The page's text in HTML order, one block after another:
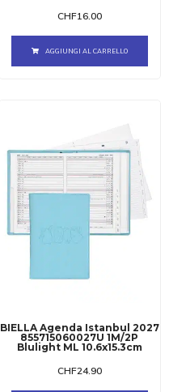
CHF16.00
AGGIUNGI AL CARRELLO
BIELLA Agenda Istanbul 2027
855715060027U 1M/2P
Blulight ML 10.6x15.3cm
CHF24.90